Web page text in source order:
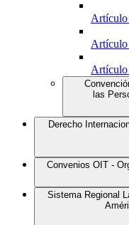
las
Derecho
Convenios OIT -
Sistema Regional